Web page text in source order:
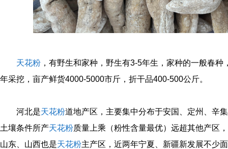
天花粉 ，有野生和家种，野生有3-5年生，家种的一般春
年采挖，亩产鲜货4000-5000市斤，折干品400-500公斤。
河北是天花粉道地产区，主要集中分布于安国、定州、辛
土壤条件所产天花粉质量上乘（粉性含量最优）远超其他产区
山东、山西也是天花粉主产区，近两年宁夏、新疆新发展不少